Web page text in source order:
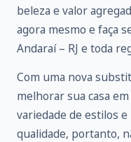
beleza e valor
agora mesmo e faça
Andaraí – RJ e toda
Com uma nova
melhorar sua casa
variedade de estilos
qualidade, portanto,